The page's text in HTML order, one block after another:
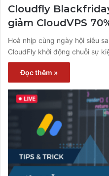
Cloudfly
giảm CloudVPS
Hoà nhịp cùng ngày hội siêu
CloudFly khởi động chuỗi sự
Đọc thêm »